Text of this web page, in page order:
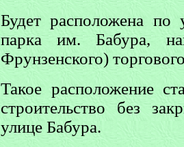
Будет расположена
парка им. Бабура,
Фрунзенского)
Такое расположение
строительство без
улице Бабура.